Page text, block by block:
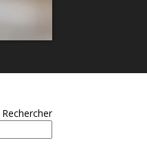
Rechercher